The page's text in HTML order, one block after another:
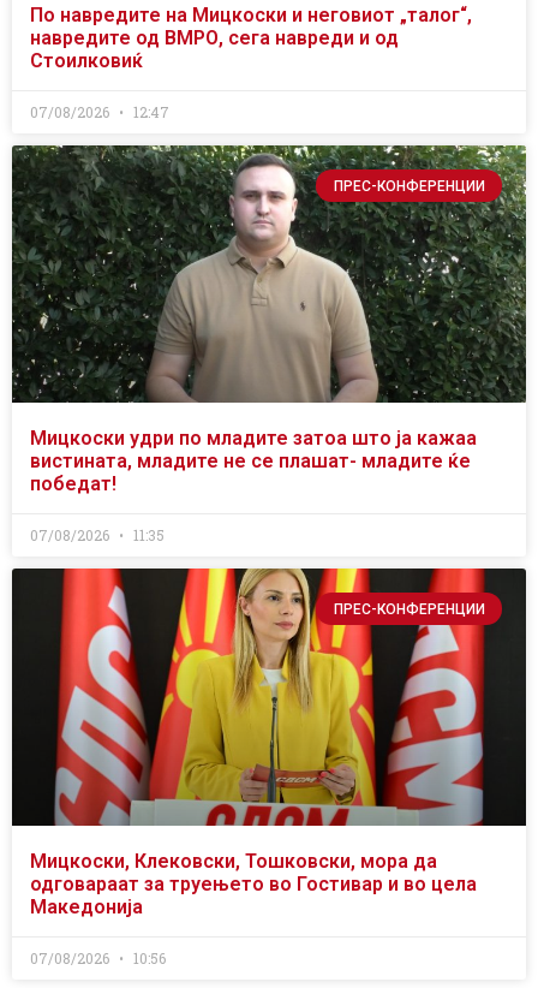
По навредите на Мицкоски и неговиот „талог“,
навредите од ВМРО, сега навреди и од
Стоилковиќ
07/08/2026 12:47
ПРЕС-КОНФЕРЕНЦИИ
Мицкоски удри по младите затоа што ја кажаа
вистината, младите не се плашат- младите ќе
победат!
07/08/2026 11:35
ПРЕС-КОНФЕРЕНЦИИ
Мицкоски, Клековски, Тошковски, мора да
одговараат за труењето во Гостивар и во цела
Македонија
07/08/2026 10:56